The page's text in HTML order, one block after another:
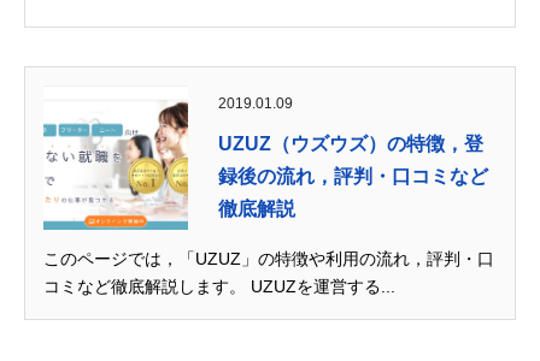
2019.01.09
UZUZ（ウズウズ）の特徴，登
録後の流れ，評判・口コミなど
徹底解説
このページでは，「UZUZ」の特徴や利用の流れ，評判・口
コミなど徹底解説します。 UZUZを運営する...